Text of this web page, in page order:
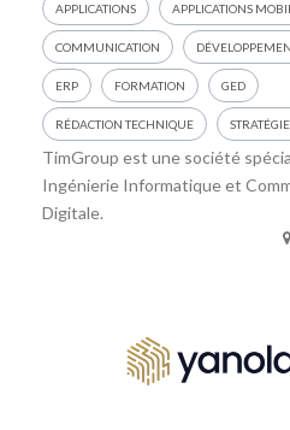
APPLICATIONS APPLICATIONS
COMMUNICATION
ERP FORMATION GED
RÉDACTION TECHNIQUE
TimGroup est une société
Ingénierie Informatique et
Digitale.